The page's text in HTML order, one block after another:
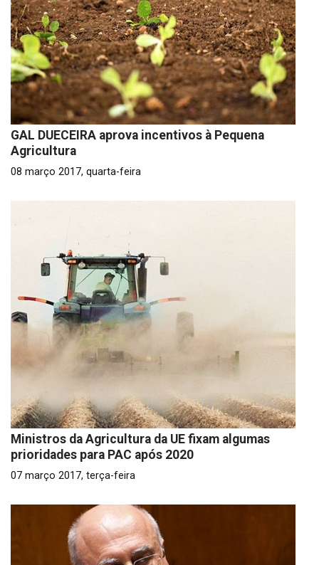
GAL DUECEIRA aprova incentivos à Pequena
Agricultura
08 março 2017, quarta-feira
Ministros da Agricultura da UE fixam algumas
prioridades para PAC após 2020
07 março 2017, terça-feira